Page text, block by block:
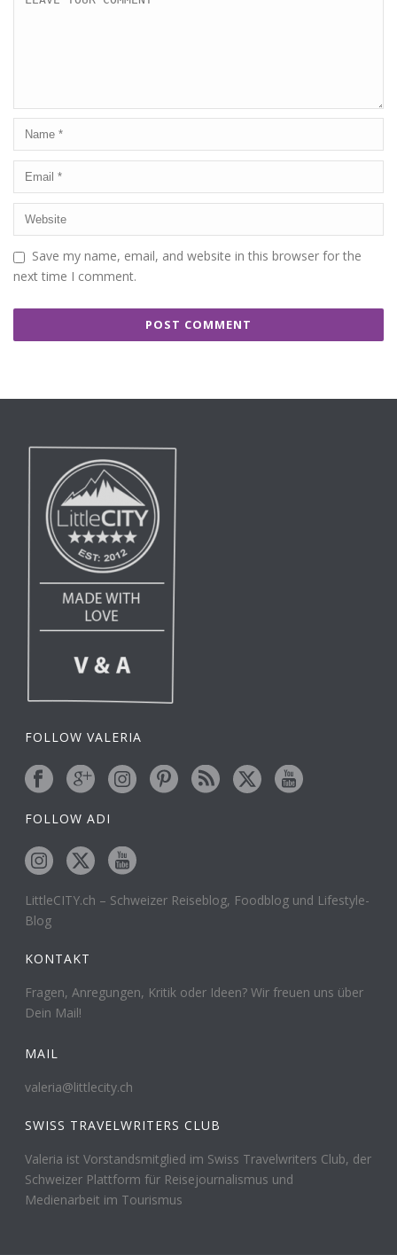
Save my name, email, and website in this browser for the
next time I comment.
FOLLOW VALERIA
FOLLOW ADI
LittleCITY.ch – Schweizer Reiseblog, Foodblog und Lifestyle-
Blog
KONTAKT
Fragen, Anregungen, Kritik oder Ideen? Wir freuen uns über
Dein Mail!
MAIL
valeria@littlecity.ch
SWISS TRAVELWRITERS CLUB
Valeria ist Vorstandsmitglied im Swiss Travelwriters Club, der
Schweizer Plattform für Reisejournalismus und
Medienarbeit im Tourismus